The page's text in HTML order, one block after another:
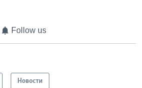
Follow us
Новости